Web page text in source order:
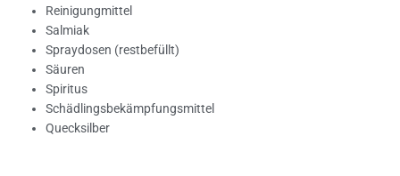
Reinigungmittel
Salmiak
Spraydosen (restbefüllt)
Säuren
Spiritus
Schädlingsbekämpfungsmittel
Quecksilber